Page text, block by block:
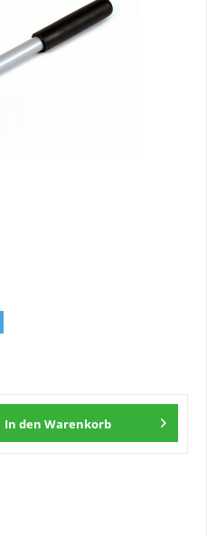
In den Warenkorb